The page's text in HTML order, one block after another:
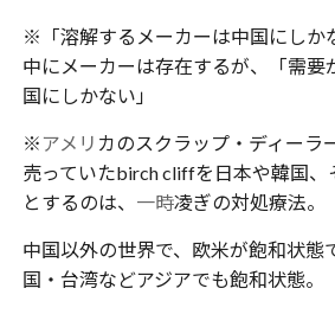
※「溶解するメーカーは中国にしか
中にメーカーは存在するが、「需要
国にしかない」
※ アメリ カのスクラップ・ディーラ
売っていたbirch cliffを日本や韓国、
とするのは、 一時凌ぎの対処療法。
中国以外の世界で、欧米が飽和状態
国・台湾などアジアでも飽和状態。